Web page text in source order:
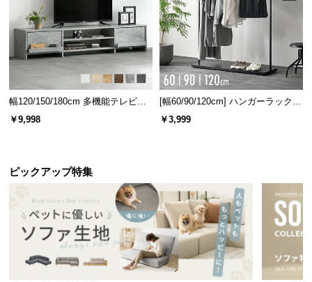
幅120/150/180cm 多機能テレビボ
ード 木目/石目調 オープン収納・
引き出し収納付き
￥9,998
[幅60/90/120cm] ハンガーラック
スチール 4段階高さ調節 サイドフ
ック オープンラック シンプル
￥3,999
ピックアップ特集